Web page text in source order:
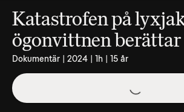
Katastrofen på
ögonvittnen berättar
Dokumentär | 2024 | 1h | 15 år